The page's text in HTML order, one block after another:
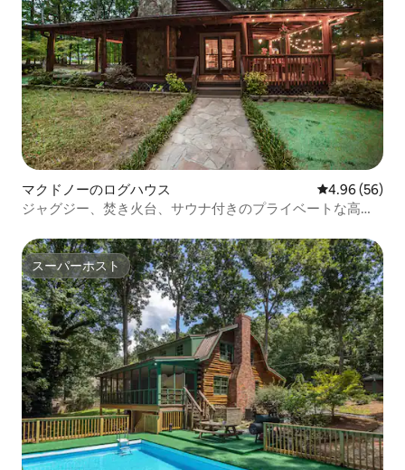
マクドノーのログハウス レビュー56
4.96 (56)
ジャグジー、焚き火台、サウナ付きのプライベートな高級
スーパーホスト
スーパーホスト